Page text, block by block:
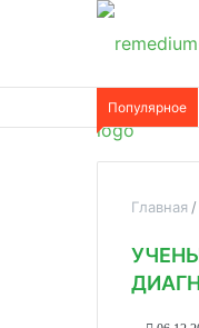
Популярное
Главная